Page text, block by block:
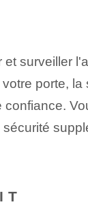
et surveiller
porte, la